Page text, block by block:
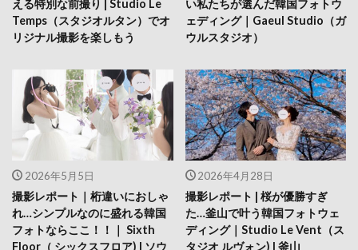
える特別な前撮り | Studio Le
Temps（スタジオルタン）でオ
リジナル撮影を楽しもう
い私たちが選んだ韓国フォトウ
ェディング｜Gaeul Studio（ガ
ウルスタジオ）
2026年5月5日
撮影レポート｜桁違いにおしゃ
れ…シンプルなのに盛れる韓国
フォトならここ！！｜ Sixth
Floor（ シックスフロア) | ソウ
2026年4月28日
撮影レポート | 桜が優勝すぎ
た…釜山で叶う韓国フォトウェ
ディング｜Studio Le Vent（ス
タジオ ルヴォン) | 釜山